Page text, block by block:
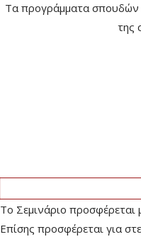
Τα προγράμματα σπουδών
της
Το Σεμινάριο προσφέρεται
Επίσης προσφέρεται για